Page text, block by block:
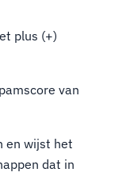
plus (+)
van
en wijst het
dat in